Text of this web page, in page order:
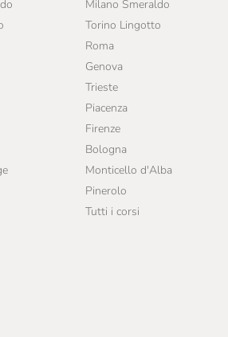
Milano Smeraldo
Torino Lingotto
Roma
Genova
Trieste
Piacenza
Firenze
Bologna
Monticello d'Alba
Pinerolo
Tutti i corsi